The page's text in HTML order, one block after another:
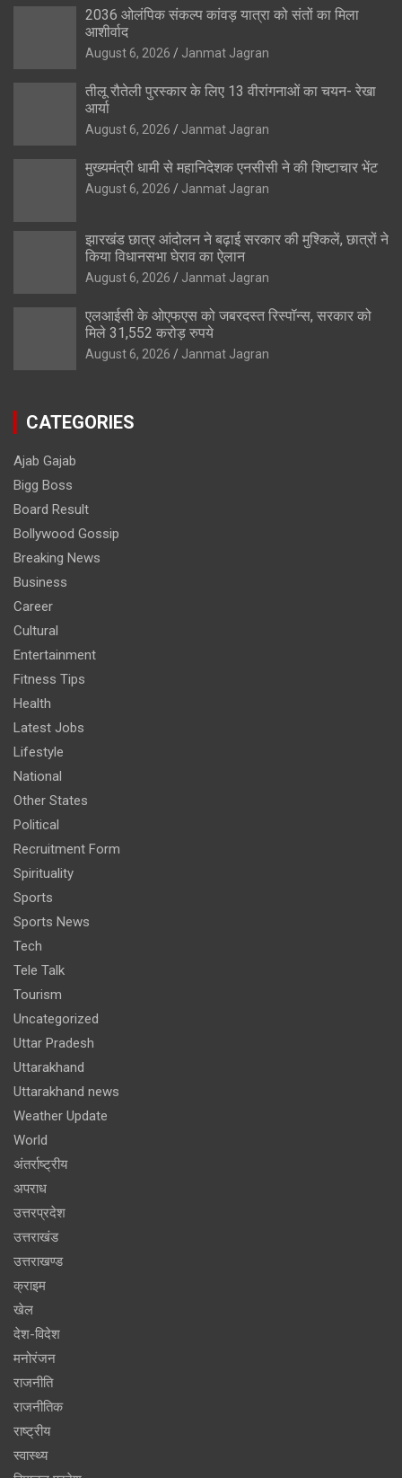
2036 ओलंपिक संकल्प कांवड़ यात्रा को संतों का मिला
आशीर्वाद
August 6, 2026 Janmat Jagran
तीलू रौतेली पुरस्कार के लिए 13 वीरांगनाओं का चयन- रेखा
आर्या
August 6, 2026 Janmat Jagran
मुख्यमंत्री धामी से महानिदेशक एनसीसी ने की शिष्टाचार भेंट
August 6, 2026 Janmat Jagran
झारखंड छात्र आंदोलन ने बढ़ाई सरकार की मुश्किलें, छात्रों ने
किया विधानसभा घेराव का ऐलान
August 6, 2026 Janmat Jagran
एलआईसी के ओएफएस को जबरदस्त रिस्पॉन्स, सरकार को
मिले 31,552 करोड़ रुपये
August 6, 2026 Janmat Jagran
CATEGORIES
Ajab Gajab
Bigg Boss
Board Result
Bollywood Gossip
Breaking News
Business
Career
Cultural
Entertainment
Fitness Tips
Health
Latest Jobs
Lifestyle
National
Other States
Political
Recruitment Form
Spirituality
Sports
Sports News
Tech
Tele Talk
Tourism
Uncategorized
Uttar Pradesh
Uttarakhand
Uttarakhand news
Weather Update
World
अंतर्राष्ट्रीय
अपराध
उत्तरप्रदेश
उत्तराखंड
उत्तराखण्ड
क्राइम
खेल
देश-विदेश
मनोरंजन
राजनीति
राजनीतिक
राष्ट्रीय
स्वास्थ्य